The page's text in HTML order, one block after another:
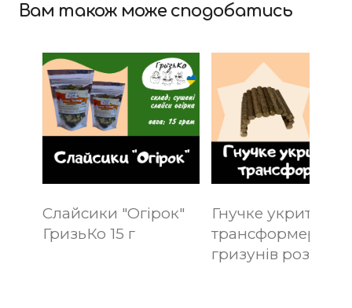
Вам також може сподобатись
Слайсики "Огірок"
ГризьКо 15 г
Гнучке укриття
трансформер для
гризунів розмір